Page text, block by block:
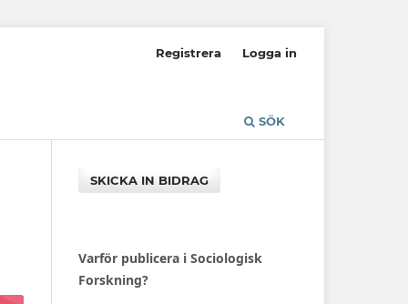
SÖK
Registrera Logga in
SKICKA IN BIDRAG
Varför publicera i Sociologisk
Forskning?